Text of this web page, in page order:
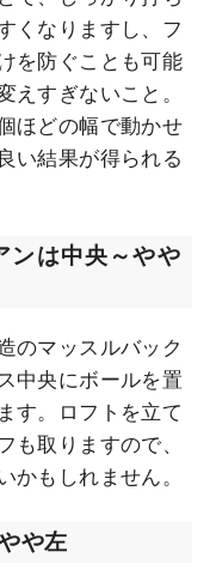
くなりますし、フ
を防ぐことも可能
えすぎないこと。
ほどの幅で動かせ
い結果が得られる
ンは中央～やや
のマッスルバック
中央にボールを置
す。ロフトを立て
も取りますので、
かもしれません。
や左